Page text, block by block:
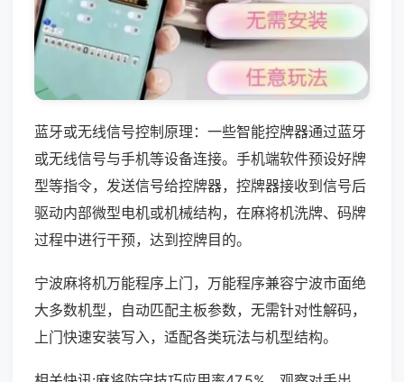
蓝牙或无线信号控制原理：一些智能控牌器通过蓝牙
或无线信号与手机等设备连接。手机端软件预设好牌
型等指令，发送信号给控牌器，控牌器接收到信号后
驱动内部微型电机或机械结构，在麻将机洗牌、码牌
过程中进行干预，达到控牌目的。
宁波麻将机万能程序上门，万能程序兼容宁波市面绝
大多数机型，自动匹配主板参数，无需针对性解码，
上门快速安装写入，适配各类玩法与机型结构。